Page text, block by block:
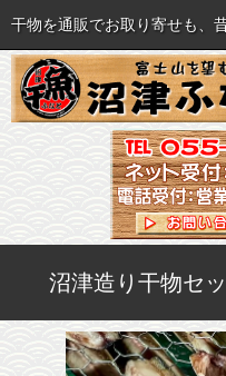
おいしい干物各種
セット・詰め合わせ
海産珍味など各種
すべての商品を見る
飲食店様へ(業販）
沼津造り干物セ